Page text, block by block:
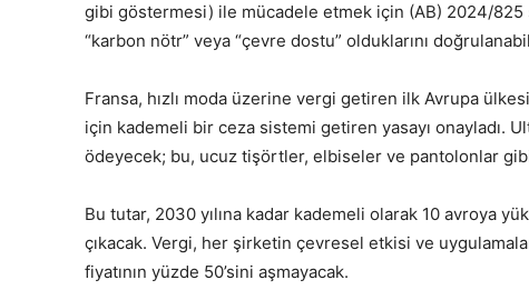
gibi göstermesi) ile mücadele etmek için (AB) 2024/825
“karbon nötr” veya “çevre dostu” olduklarını
Fransa, hızlı moda üzerine vergi getiren ilk Avrupa
için kademeli bir ceza sistemi getiren yasayı onayladı.
ödeyecek; bu, ucuz tişörtler, elbiseler ve pantolonlar
Bu tutar, 2030 yılına kadar kademeli olarak 10 avroya
çıkacak. Vergi, her şirketin çevresel etkisi ve
fiyatının yüzde 50’sini aşmayacak.